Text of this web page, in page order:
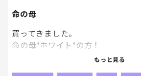
命の母
買ってきました。
命の母"ホワイト"の方！
これどれくらいで効果出てくるん
もっと見る